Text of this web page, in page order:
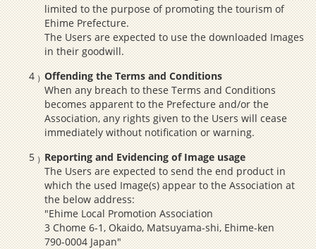
limited to the purpose of promoting the tourism of
Ehime Prefecture.
The Users are expected to use the downloaded Images
in their goodwill.
Offending the Terms and Conditions
When any breach to these Terms and Conditions
becomes apparent to the Prefecture and/or the
Association, any rights given to the Users will cease
immediately without notification or warning.
Reporting and Evidencing of Image usage
The Users are expected to send the end product in
which the used Image(s) appear to the Association at
the below address:
"Ehime Local Promotion Association
3 Chome 6-1, Okaido, Matsuyama-shi, Ehime-ken
790-0004 Japan"